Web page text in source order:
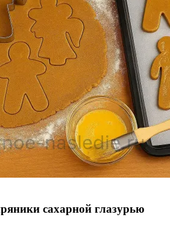
сахарной глазурью